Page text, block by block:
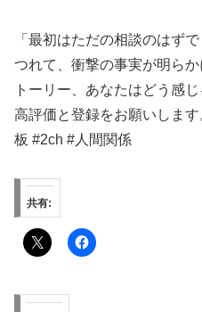
「最初はただの相談のはず
つれて、衝撃の事実が明ら
トーリー、あなたはどう感
高評価と登録をお願いしま
板 #2ch #人間関係
共有: